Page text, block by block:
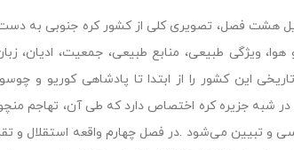
هشت فصل، تصویری کلی از کشور کره جنوبی به
ویژگی طبیعی، منابع طبیعی، جمعیت، ادیان،
این کشور را از ابتدا تا پادشاهی کوریو
شبه جزیره کره اختصاص دارد که طی آن، تهاجم
و تبیین می‌شود .در فصل چهارم واقعه استقلال